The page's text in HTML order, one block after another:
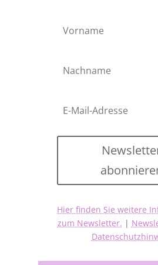
Hier finden Sie weitere
zum Newsletter. |